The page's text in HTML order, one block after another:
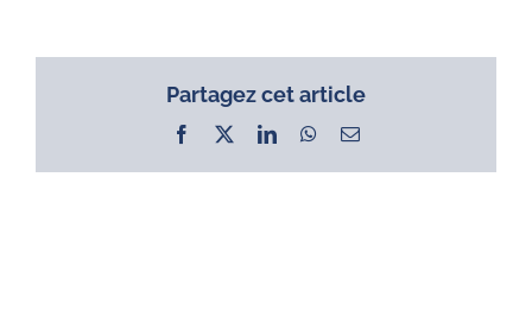
Partagez cet article
Facebook LinkedInWhatsApp
Email